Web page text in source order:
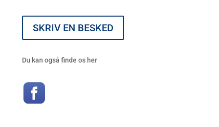
SKRIV EN BESKED
Du kan også finde os her